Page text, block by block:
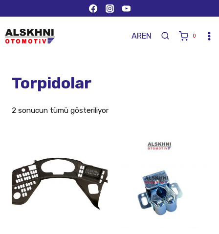
AREN 0
Torpidolar
2 sonucun tümü gösteriliyor